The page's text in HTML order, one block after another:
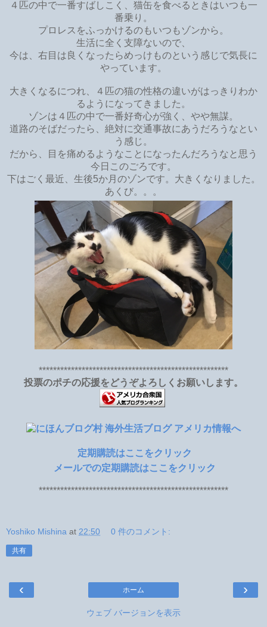
４匹の中で一番すばしこく、猫缶を食べるときはいつも一
番乗り。
プロレスをふっかけるのもいつもゾンから。
生活に全く支障ないので、
今は、右目は良くなったらめっけものという感じで気長に
やっています。
大きくなるにつれ、４匹の猫の性格の違いがはっきりわか
るようになってきました。
ゾンは４匹の中で一番好奇心が強く、やや無謀。
道路のそばだったら、絶対に交通事故にあうだろうなとい
う感じ。
だから、目を痛めるようなことになったんだろうなと思う
今日このごろです。
下はごく最近、生後5か月のゾンです。大きくなりました。
あくび。。。
*****************************************************
投票のポチの応援をどうぞよろしくお願いします。
定期購読はここをクリック
メールでの定期購読はここをクリック
*****************************************************
Yoshiko Mishina at 22:50 0 件のコメント:
共有
‹ ›
ホーム
ウェブ バージョンを表示